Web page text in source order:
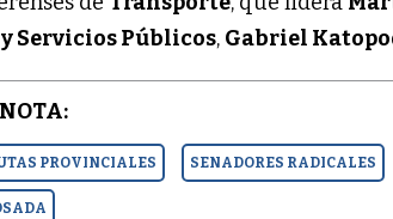
Servicios Públicos, Gabriel
PROVINCIALES SENADORES RADICALES